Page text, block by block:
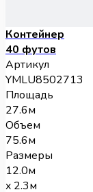
Контейнер
40 футов
Артикул
YMLU8502713
Площадь
27.6м
Объем
75.6м
Размеры
12.0м
x 2.3м